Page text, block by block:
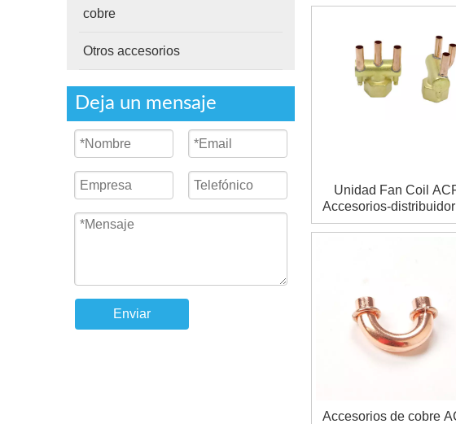
cobre
Otros accesorios
Deja un mensaje
Enviar
Unidad Fan Coil
Accesorios-
flujo de latón
Accesorios de cobre